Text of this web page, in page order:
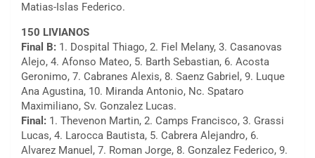
Matias-Islas Federico.
150 LIVIANOS
Final B: 1. Dospital Thiago, 2. Fiel Melany, 3. Casanovas
Alejo, 4. Afonso Mateo, 5. Barth Sebastian, 6. Acosta
Geronimo, 7. Cabranes Alexis, 8. Saenz Gabriel, 9. Luque
Ana Agustina, 10. Miranda Antonio, Nc. Spataro
Maximiliano, Sv. Gonzalez Lucas.
Final: 1. Thevenon Martin, 2. Camps Francisco, 3. Grassi
Lucas, 4. Larocca Bautista, 5. Cabrera Alejandro, 6.
Alvarez Manuel, 7. Roman Jorge, 8. Gonzalez Federico, 9.